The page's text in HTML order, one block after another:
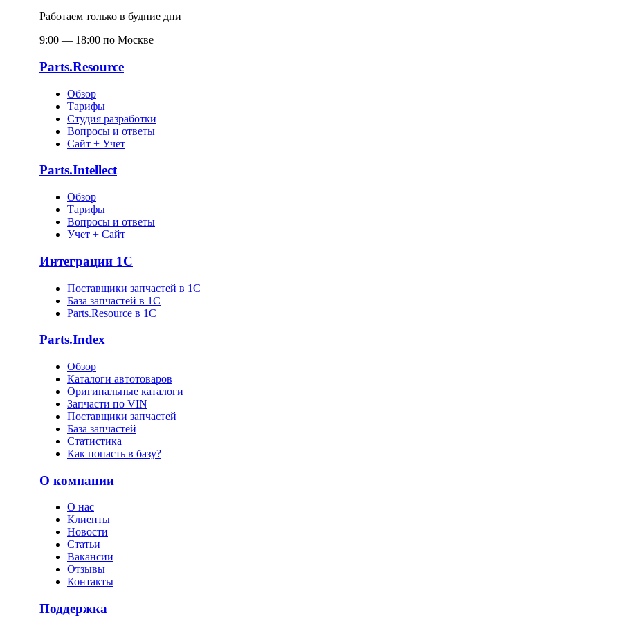
Работаем только в будние дни
9:00 — 18:00 по Москве
Parts.Resource
Обзор
Тарифы
Студия разработки
Вопросы и ответы
Сайт + Учет
Parts.Intellect
Обзор
Тарифы
Вопросы и ответы
Учет + Сайт
Интеграции 1С
Поставщики запчастей в 1C
База запчастей в 1С
Parts.Resource в 1C
Parts.Index
Обзор
Каталоги автотоваров
Оригинальные каталоги
Запчасти по VIN
Поставщики запчастей
База запчастей
Статистика
Как попасть в базу?
О компании
О нас
Клиенты
Новости
Статьи
Вакансии
Отзывы
Контакты
Поддержка